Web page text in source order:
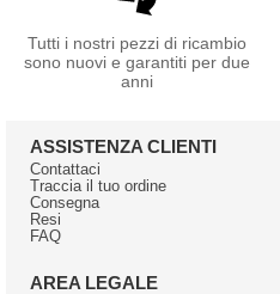
Tutti i nostri pezzi di ricambio
sono nuovi e garantiti per due
anni
ASSISTENZA CLIENTI
Contattaci
Traccia il tuo ordine
Consegna
Resi
FAQ
AREA LEGALE